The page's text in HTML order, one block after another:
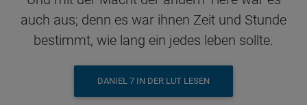
auch aus; denn es war ihnen Zeit und Stunde
bestimmt, wie lang ein jedes leben sollte.
DANIEL 7 IN DER LUT LESEN